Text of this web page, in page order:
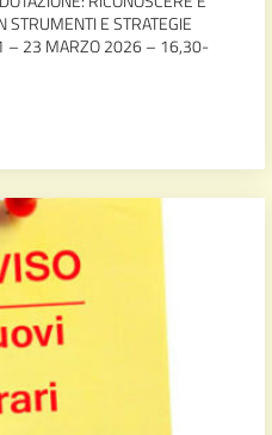
STRUMENTI E STRATEGIE
– 23 MARZO 2026 – 16,30-